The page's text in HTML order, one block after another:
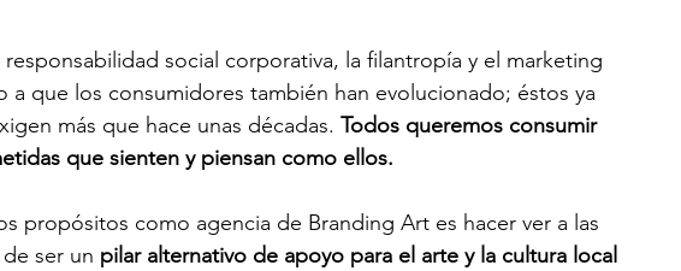
responsabilidad social corporativa, la filantropía y el marketing
a que los consumidores también han evolucionado; éstos ya
más que hace unas décadas. Todos queremos consumir
que sienten y piensan como ellos.
propósitos como agencia de Branding Art es hacer ver a las
ser un pilar alternativo de apoyo para el arte y la cultura local